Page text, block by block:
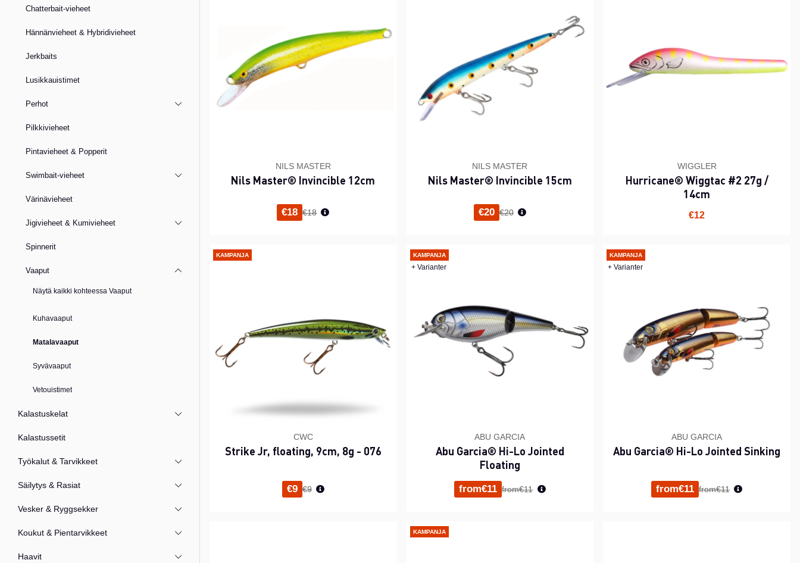
Chatterbait-vieheet
Hännänvieheet & Hybridivieheet
Jerkbaits
Lusikkauistimet
Perhot
Pilkkivieheet
Pintavieheet & Popperit
Swimbait-vieheet
Värinävieheet
Jigivieheet & Kumivieheet
Spinnerit
Vaaput
Näytä kaikki kohteessa Vaaput
Kuhavaaput
Matalavaaput
Syvävaaput
Vetouistimet
Kalastuskelat
Kalastussetit
Työkalut & Tarvikkeet
Säilytys & Rasiat
Vesker & Ryggsekker
Koukut & Pientarvikkeet
Haavit
NILS MASTER
Nils Master® Invincible 12cm
€18 Normaali hinta
€18
NILS MASTER
Nils Master® Invincible 15cm
€20 Normaali hinta
€20
WIGGLER
Hurricane® Wiggtac #2 27g /
14cm
€12
KAMPANJA
CWC
Strike Jr, floating, 9cm, 8g - 076
€9 Normaali hinta
€9
KAMPANJA
+ Varianter
ABU GARCIA
Abu Garcia® Hi-Lo Jointed
Floating
from€11 Normaali hinta
from€11
KAMPANJA
+ Varianter
ABU GARCIA
Abu Garcia® Hi-Lo Jointed Sinking
from€11 Normaali hinta
from€11
KAMPANJA